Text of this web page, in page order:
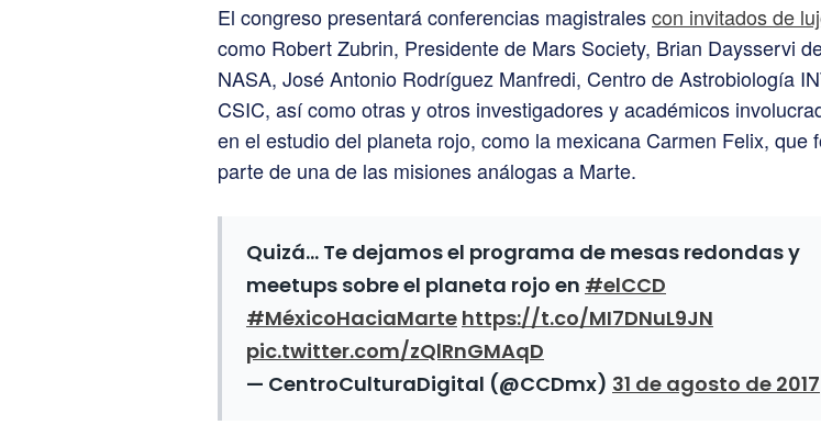
El congreso presentará conferencias magistralescon invitados de
como Robert Zubrin, Presidente de Mars Society, Brian Daysservi
NASA, José Antonio Rodríguez Manfredi, Centro de Astrobiología
CSIC, así como otras y otros investigadores y académicos
en el estudio del planeta rojo, como la mexicana Carmen Felix, que
parte de una de las misiones análogas a Marte.
Quizá… Te dejamos el programa de mesas redondas y
meetups sobre el planeta rojo en #elCCD
#MéxicoHaciaMarte https://t.co/MI7DNuL9JN
pic.twitter.com/zQlRnGMAqD
— CentroCulturaDigital (@CCDmx) 31 de agosto de 2017